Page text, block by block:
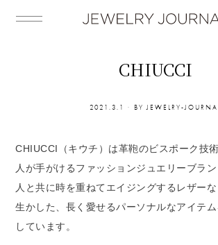
CHIUCCI
2021.3.1 BY JEWELRY-
CHIUCCI（キウチ）は革鞄のビスポーク技
人が手がけるファッションジュエリーブラ
人と共に時を重ねてエイジングするレザー
生かした、長く愛せるパーソナルなアイテ
しています。